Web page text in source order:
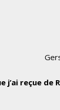
j’ai reçue de